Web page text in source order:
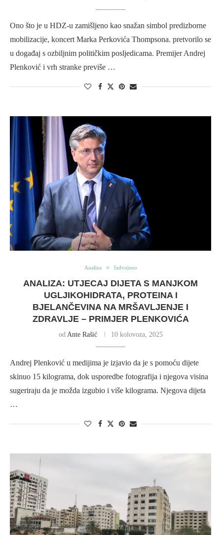
Ono što je u HDZ-u zamišljeno kao snažan simbol predizborne
mobilizacije, koncert Marka Perkovića Thompsona. pretvorilo se
u događaj s ozbiljnim političkim posljedicama. Premijer Andrej
Plenković i vrh stranke previše …
Analiza Izdvojeno
ANALIZA: UTJECAJ DIJETA S MANJKOM
UGLJIKOHIDRATA, PROTEINA I
BJELANČEVINA NA MRŠAVLJENJE I
ZDRAVLJE – PRIMJER PLENKOVIĆA
od Ante Rašić 10 kolovoza, 2025
Andrej Plenković u medijima je izjavio da je s pomoću dijete
skinuo 15 kilograma, dok usporedbe fotografija i njegova visina
sugeriraju da je možda izgubio i više kilograma. Njegova dijeta
…